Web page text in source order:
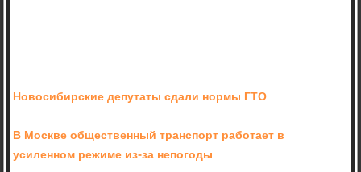
Новосибирские депутаты сдали нормы ГТО
В Москве общественный транспорт работает в
усиленном режиме из-за непогоды